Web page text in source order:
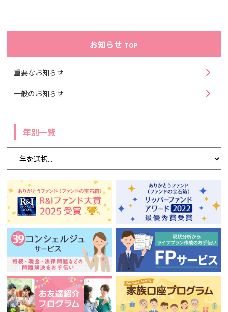
お知らせ TOP
重要なお知らせ
一般のお知らせ
年別一覧